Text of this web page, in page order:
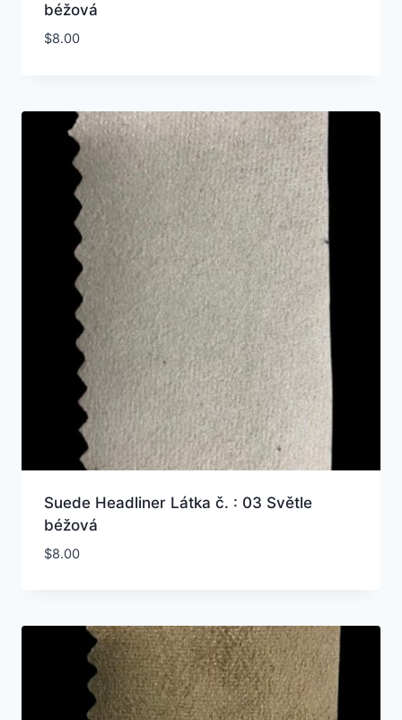
béžová
$8.00
Suede Headliner Látka č. : 03 Světle
béžová
$8.00